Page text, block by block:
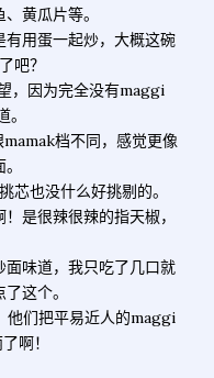
黄瓜片等。
用蛋一起炒，大概这碗
吧？
，因为完全没有maggi
档不同，感觉更像
芯也没什么好挑剔的。
是很辣很辣的指天椒，
味道，我只吃了几口就
这个。
他们把平易近人的maggi
啊！